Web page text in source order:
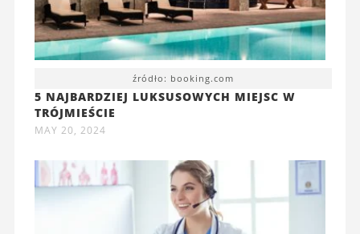
źródło: booking.com
5 NAJBARDZIEJ LUKSUSOWYCH MIEJSC W
TRÓJMIEŚCIE
MAY 20, 2024